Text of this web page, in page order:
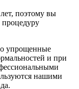
поэтому вы
упрощенные
и при
нашими